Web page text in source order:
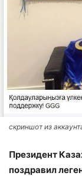
скриншот из
Президент
поздравил